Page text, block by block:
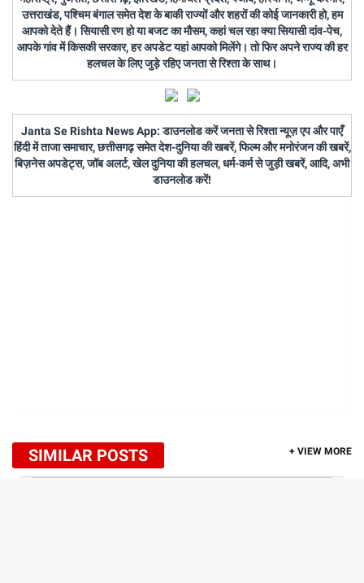
उत्तराखंड, पश्चिम बंगाल समेत देश के बाकी राज्यों और शहरों की कोई जानकारी हो, हम
आपको देते हैं। सियासी रण हो या बजट का मौसम, कहां चल रहा क्या सियासी दांव-पेच,
आपके गांव में किसकी सरकार, हर अपडेट यहां आपको मिलेंगे। तो फिर अपने राज्य की हर
हलचल के लिए जुड़े रहिए जनता से रिश्ता के साथ।
Janta Se Rishta News App: डाउनलोड करें जनता से रिश्ता न्यूज़ एप और पाएँ
हिंदी में ताजा समाचार, छत्तीसगढ़ समेत देश-दुनिया की खबरें, फिल्म और मनोरंजन की खबरें,
बिज़नेस अपडेट्स, जॉब अलर्ट, खेल दुनिया की हलचल, धर्म-कर्म से जुड़ी खबरें, आदि, अभी
डाउनलोड करें!
SIMILAR POSTS + VIEW MORE